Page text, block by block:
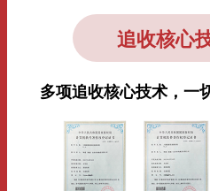
追收核心
多项追收核心技术，一